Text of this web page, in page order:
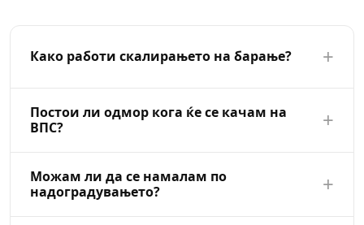
Како работи скалирањето на барање? +
зголемите или да ги намалите вашите VPS
ресурси (CPU, RAM, складирање) веднаш од
план, потврдете ја промената, и вашиот сервер е
надграден за неколку секунди. Без миграции, без
Постои ли одмор кога ќе се качам на
ВПС?
+
рестарт кој обично трае помалку од 30 секунди.
Проширувањата на складиштето се применуваат
Можам ли да се намалам по
надоградувањето?
+